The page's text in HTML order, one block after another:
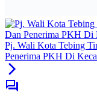
Pj. Wali Kota Tebing
Penerima PKH Di